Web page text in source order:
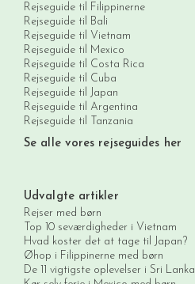
Rejseguide til Filippinerne
Rejseguide til Bali
Rejseguide til Vietnam
Rejseguide til Mexico
Rejseguide til Costa Rica
Rejseguide til Cuba
Rejseguide til Japan
Rejseguide til Argentina
Rejseguide til Tanzania
Se alle vores rejseguides her
Udvalgte artikler
Rejser med børn
Top 10 seværdigheder i Vietnam
Hvad koster det at tage til Japan?
Øhop i Filippinerne med børn
De 11 vigtigste oplevelser i Sri Lanka